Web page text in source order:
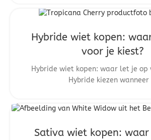
Hybride wiet kopen:
voor je kiest?
Hybride wiet kopen: waar let je op
Hybride kiezen wanneer
Sativa wiet kopen: